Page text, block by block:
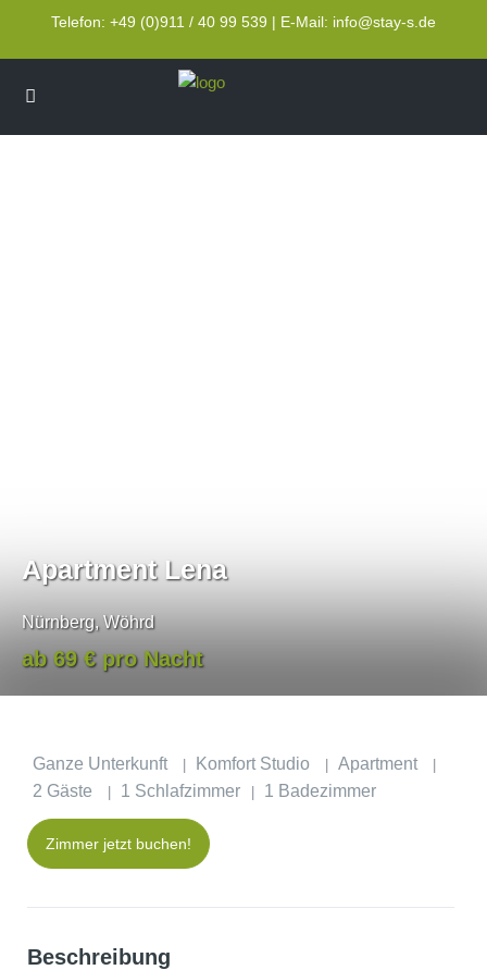
Telefon: +49 (0)911 / 40 99 539 | E-Mail: info@stay-s.de
hier klicken für
Apartment Lena
Nürnberg, Wöhrd
ab 69 € pro Nacht
Ganze Unterkunft Komfort Studio Apartment
2 Gäste 1 Schlafzimmer 1 Badezimmer
Zimmer jetzt buchen!
Beschreibung